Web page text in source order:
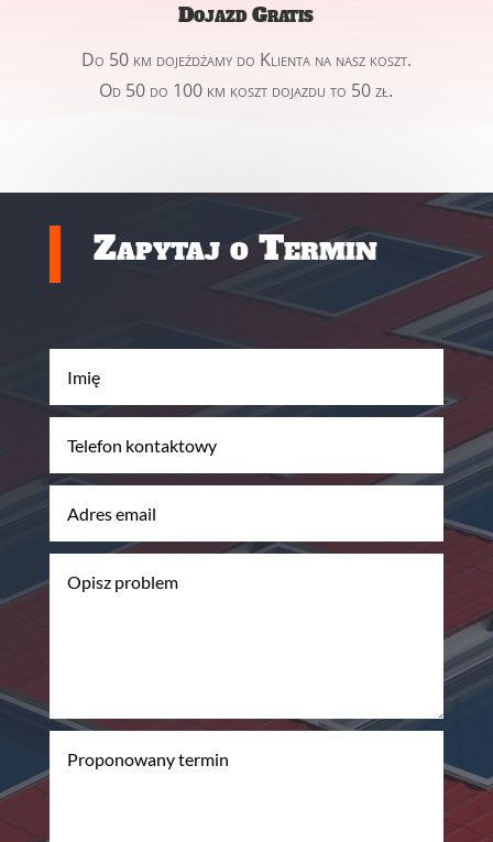
Dojazd Gratis
Do 50 km dojeżdżamy do Klienta na nasz koszt.
Od 50 do 100 km koszt dojazdu to 50 zł.
Zapytaj o Termin